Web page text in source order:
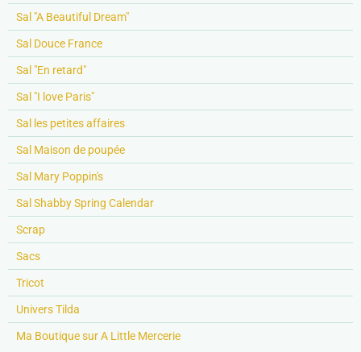
Sal "A Beautiful Dream"
Sal Douce France
Sal "En retard"
Sal "I love Paris"
Sal les petites affaires
Sal Maison de poupée
Sal Mary Poppin's
Sal Shabby Spring Calendar
Scrap
Sacs
Tricot
Univers Tilda
Ma Boutique sur A Little Mercerie